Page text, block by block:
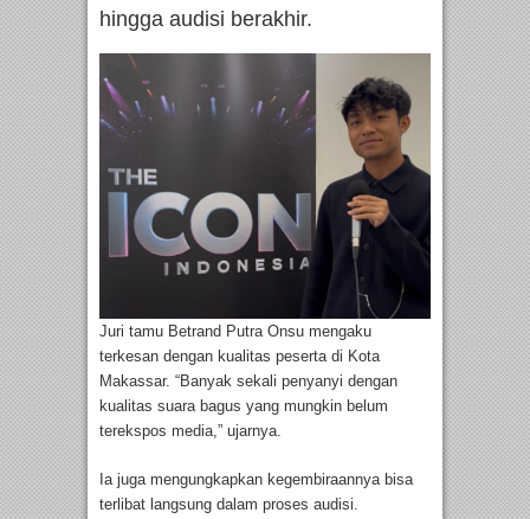
hingga audisi berakhir.
Juri tamu Betrand Putra Onsu mengaku
terkesan dengan kualitas peserta di Kota
Makassar. “Banyak sekali penyanyi dengan
kualitas suara bagus yang mungkin belum
terekspos media,” ujarnya.
Ia juga mengungkapkan kegembiraannya bisa
terlibat langsung dalam proses audisi.